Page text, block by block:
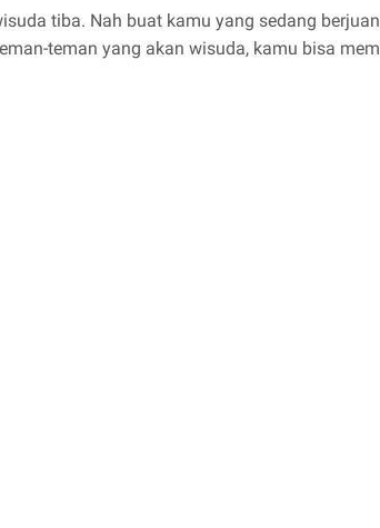
tiba. Nah buat kamu yang sedang
teman yang akan wisuda, kamu bisa